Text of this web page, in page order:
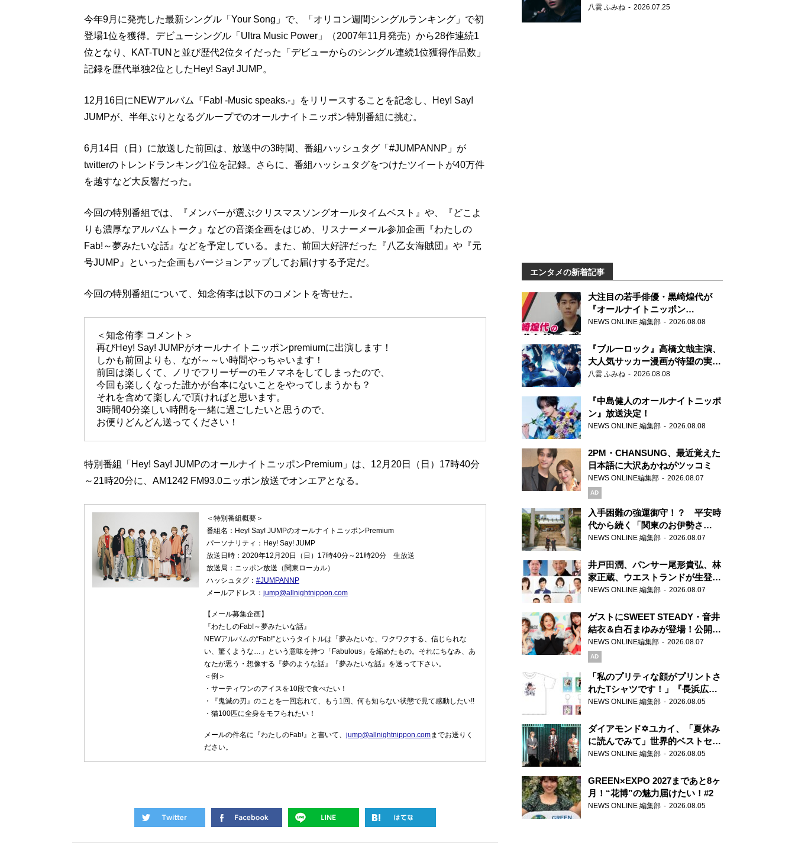
今年9月に発売した最新シングル「Your Song」で、「オリコン週間シングルランキング」で初
登場1位を獲得。デビューシングル「Ultra Music Power」（2007年11月発売）から28作連続1
位となり、KAT-TUNと並び歴代2位タイだった「デビューからのシングル連続1位獲得作品数」
記録を歴代単独2位としたHey! Say! JUMP。
12月16日にNEWアルバム『Fab! -Music speaks.-』をリリースすることを記念し、Hey! Say!
JUMPが、半年ぶりとなるグループでのオールナイトニッポン特別番組に挑む。
6月14日（日）に放送した前回は、放送中の3時間、番組ハッシュタグ「#JUMPANNP」が
twitterのトレンドランキング1位を記録。さらに、番組ハッシュタグをつけたツイートが40万件
を越すなど大反響だった。
今回の特別番組では、『メンバーが選ぶクリスマスソングオールタイムベスト』や、『どこよ
りも濃厚なアルバムトーク』などの音楽企画をはじめ、リスナーメール参加企画『わたしの
Fab!～夢みたいな話』などを予定している。また、前回大好評だった『八乙女海賊団』や『元
号JUMP』といった企画もバージョンアップしてお届けする予定だ。
今回の特別番組について、知念侑李は以下のコメントを寄せた。
＜知念侑李 コメント＞
再びHey! Say! JUMPがオールナイトニッポンpremiumに出演します！
しかも前回よりも、なが～～い時間やっちゃいます！
前回は楽しくて、ノリでフリーザーのモノマネをしてしまったので、
今回も楽しくなった誰かが台本にないことをやってしまうかも？
それを含めて楽しんで頂ければと思います。
3時間40分楽しい時間を一緒に過ごしたいと思うので、
お便りどんどん送ってください！
特別番組「Hey! Say! JUMPのオールナイトニッポンPremium」は、12月20日（日）17時40分
～21時20分に、AM1242 FM93.0ニッポン放送でオンエアとなる。
＜特別番組概要＞
番組名：Hey! Say! JUMPのオールナイトニッポンPremium
パーソナリティ：Hey! Say! JUMP
放送日時：2020年12月20日（日）17時40分～21時20分 生放送
放送局：ニッポン放送（関東ローカル）
ハッシュタグ： #JUMPANNP
メールアドレス： jump@allnightnippon.com
【メール募集企画】
『わたしのFab!～夢みたいな話』
NEWアルバムの“Fab!”というタイトルは「夢みたいな、ワクワクする、信じられな
い、驚くような…」という意味を持つ「Fabulous」を縮めたもの。それにちなみ、あ
なたが思う・想像する『夢のような話』『夢みたいな話』を送って下さい。
＜例＞
・サーティワンのアイスを10段で食べたい！
・『鬼滅の刃』のことを一回忘れて、もう1回、何も知らない状態で見て感動したい!!
・猫100匹に全身をモフられたい！
メールの件名に『わたしのFab!』と書いて、jump@allnightnippon.comまでお送りく
ださい。
せん。
八雲 ふみね 2026.07.25
エンタメの新着記事
大注目の若手俳優・黒崎煌代が
『オールナイトニッポン
0(ZERO)』に初登場「今からとて
NEWS ONLINE 編集部 2026.08.08
『ブルーロック』高橋文哉主演、
大人気サッカー漫画が待望の実写
映画に
八雲 ふみね 2026.08.08
『中島健人のオールナイトニッポ
ン』放送決定！
NEWS ONLINE 編集部 2026.08.08
2PM・CHANSUNG、最近覚えた
日本語に大沢あかねがツッコミ
NEWS ONLINE編集部 2026.08.07
AD
入手困難の強運御守！？ 平安時
代から続く「関東のお伊勢さ
ま」、芝大神宮にてランパンプス
NEWS ONLINE 編集部 2026.08.07
井戸田潤、パンサー尾形貴弘、林
家正蔵、ウエストランドが生登
場！『ラジオビバリー昼ズ』
NEWS ONLINE 編集部 2026.08.07
ゲストにSWEET STEADY・音井
結衣＆白石まゆみが登場！公開収
録で素顔全開！
NEWS ONLINE編集部 2026.08.07
AD
「私のプリティな顔がプリントさ
れたTシャツです！」『長浜広奈
天下無双』初の番組グッズ発売
NEWS ONLINE 編集部 2026.08.05
ダイアモンド✡ユカイ、「夏休み
に読んでみて」世界的ベストセラ
ー『アナスタシア』を紹介
NEWS ONLINE 編集部 2026.08.05
GREEN×EXPO 2027まであと8ヶ
月！“花博”の魅力届けたい！#2
NEWS ONLINE 編集部 2026.08.05